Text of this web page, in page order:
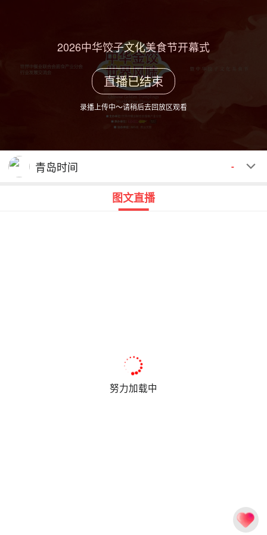
2026中华饺子文化美食节开幕式
直播已结束
录播上传中～请稍后去回放区观看
青岛时间 -
图文直播
努力加载中